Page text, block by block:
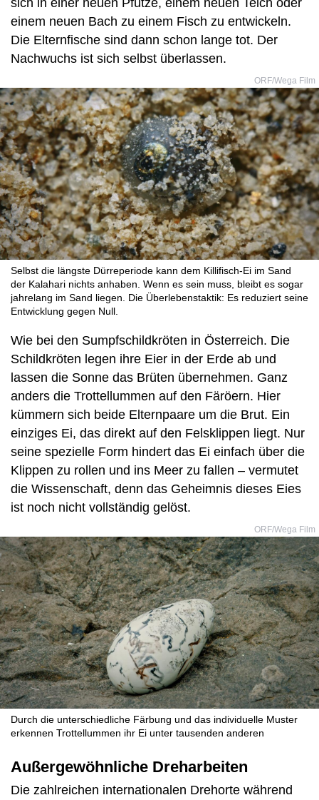
sich in einer neuen Pfütze, einem neuen Teich oder
einem neuen Bach zu einem Fisch zu entwickeln.
Die Elternfische sind dann schon lange tot. Der
Nachwuchs ist sich selbst überlassen.
ORF/Wega Film
Selbst die längste Dürreperiode kann dem Killifisch-Ei im Sand
der Kalahari nichts anhaben. Wenn es sein muss, bleibt es sogar
jahrelang im Sand liegen. Die Überlebenstaktik: Es reduziert seine
Entwicklung gegen Null.
Wie bei den Sumpfschildkröten in Österreich. Die
Schildkröten legen ihre Eier in der Erde ab und
lassen die Sonne das Brüten übernehmen. Ganz
anders die Trottellummen auf den Färöern. Hier
kümmern sich beide Elternpaare um die Brut. Ein
einziges Ei, das direkt auf den Felsklippen liegt. Nur
seine spezielle Form hindert das Ei einfach über die
Klippen zu rollen und ins Meer zu fallen – vermutet
die Wissenschaft, denn das Geheimnis dieses Eies
ist noch nicht vollständig gelöst.
ORF/Wega Film
Durch die unterschiedliche Färbung und das individuelle Muster
erkennen Trottellummen ihr Ei unter tausenden anderen
Außergewöhnliche Dreharbeiten
Die zahlreichen internationalen Drehorte während